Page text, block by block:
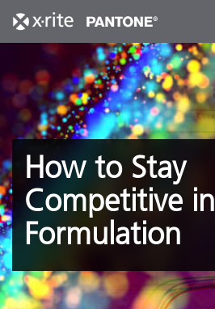
How to Stay
Competitive in
Formulation